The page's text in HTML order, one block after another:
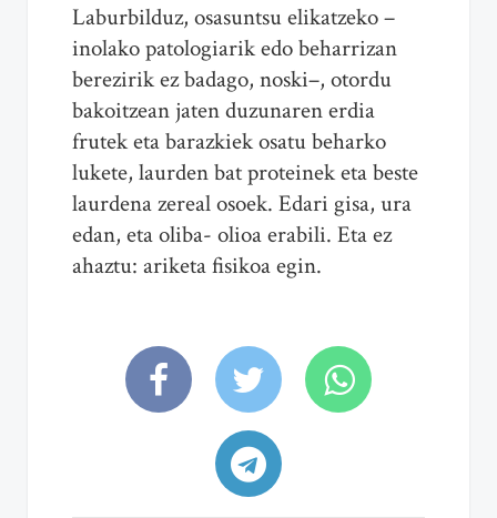
Laburbilduz, osasuntsu elikatzeko –
inolako patologiarik edo beharrizan
berezirik ez badago, noski–, otordu
bakoitzean jaten duzunaren erdia
frutek eta barazkiek osatu beharko
lukete, laurden bat proteinek eta beste
laurdena zereal osoek. Edari gisa, ura
edan, eta oliba- olioa erabili. Eta ez
ahaztu: ariketa fisikoa egin.